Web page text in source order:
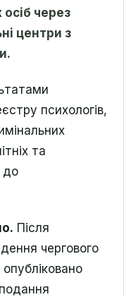
осіб через
центри з
психологів,
та
до
Після
чергового